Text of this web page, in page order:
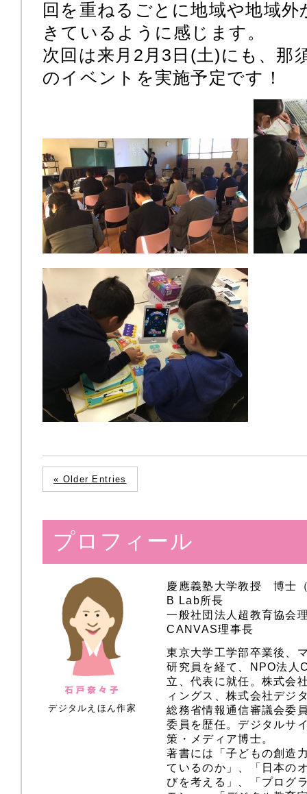
回を重ねるごとに地域や地域
きているように感じます。
次回は来月2月3日(土)にも、那
のイベントを実施予定です！
« Older Entries
プロフィール
デジタルえほん作家
慶應義塾大学教授 博士
B Lab所長
一般社団法人超教育協会
CANVAS理事長
東京大学工学部卒業後、
研究員を経て、NPO法人
立、代表に就任。株式会
ィングス、株式会社デジ
総務省情報通信審議会委
委員を歴任。デジタルサ
策・メディア博士。
著書には「子どもの創造
ているのか」、「日本の
びを考える」、「プログ